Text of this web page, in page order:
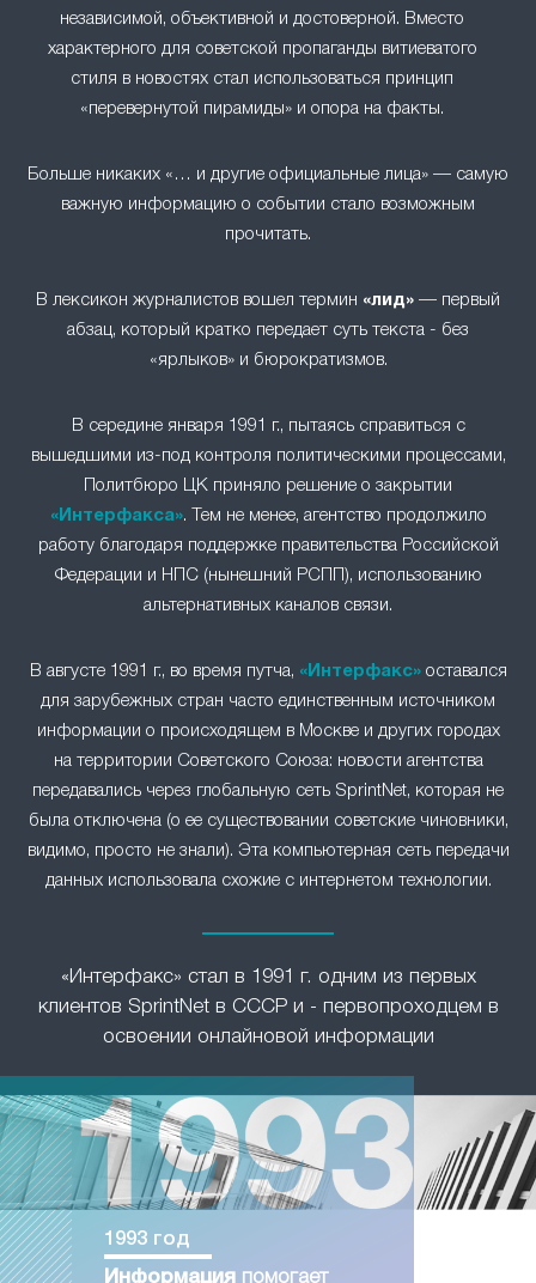
независимой, объективной и достоверной. Вместо
характерного для советской пропаганды витиеватого
стиля в новостях стал использоваться принцип
«перевернутой пирамиды» и опора на факты.
Больше никаких «… и другие официальные лица» — самую
важную информацию о событии стало возможным
прочитать.
В лексикон журналистов вошел термин «лид» — первый
абзац, который кратко передает суть текста - без
«ярлыков» и бюрократизмов.
В середине января 1991 г., пытаясь справиться с
вышедшими из-под контроля политическими процессами,
Политбюро ЦК приняло решение о закрытии
«Интерфакса». Тем не менее, агентство продолжило
работу благодаря поддержке правительства Российской
Федерации и НПС (нынешний РСПП), использованию
альтернативных каналов связи.
В августе 1991 г., во время путча, «Интерфакс»оставался
для зарубежных стран часто единственным источником
информации о происходящем в Москве и других городах
на территории Советского Союза: новости агентства
передавались через глобальную сеть SprintNet, которая не
была отключена (о ее существовании советские чиновники,
видимо, просто не знали). Эта компьютерная сеть передачи
данных использовала схожие с интернетом технологии.
«Интерфакс» стал в 1991 г. одним из первых
клиентов SprintNet в СССР и - первопроходцем в
освоении онлайновой информации
1993 год
Информация помогает